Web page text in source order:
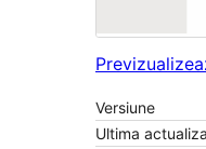
Versiune
Ultima